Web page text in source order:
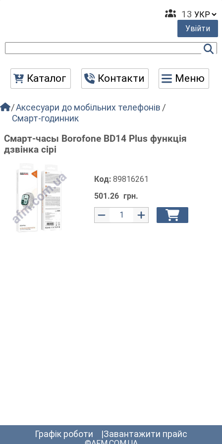
13
Увійти
Каталог Контакти Меню
Аксесуари до мобільних телефонів
Смарт-годинник
Смарт-часы Borofone BD14 Plus функція
дзвінка сірі
Код: 89816261
501.26 грн.
графік роботи Завантажити прайс